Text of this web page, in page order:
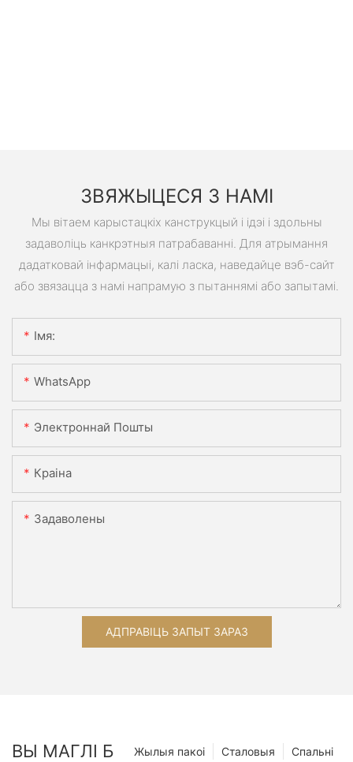
ЗВЯЖЫЦЕСЯ З НАМІ
Мы вітаем карыстацкіх канструкцый і ідэі і здольны
задаволіць канкрэтныя патрабаванні. Для атрымання
дадатковай інфармацыі, калі ласка, наведайце вэб-сайт
або звязацца з намі напрамую з пытаннямі або запытамі.
Імя:
WhatsApp
Электроннай Пошты
Краіна
Задаволены
АДПРАВІЦЬ ЗАПЫТ ЗАРАЗ
ВЫ МАГЛІ Б Спальні
Сталовыя
Жылыя пакоі